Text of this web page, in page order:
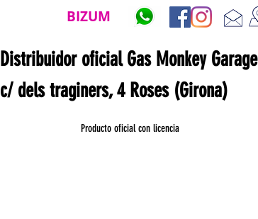
BIZUM
Producto oficial con licencia
c/ dels traginers, 4 Roses (Girona)
Distribuidor oficial Gas Monkey Garage